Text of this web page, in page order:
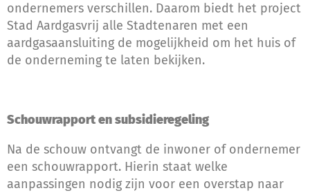
ondernemers verschillen. Daarom biedt het project
Stad Aardgasvrij alle Stadtenaren met een
aardgasaansluiting de mogelijkheid om het huis of
de onderneming te laten bekijken.
Schouwrapport en subsidieregeling
Na de schouw ontvangt de inwoner of ondernemer
een schouwrapport. Hierin staat welke
aanpassingen nodig zijn voor een overstap naar